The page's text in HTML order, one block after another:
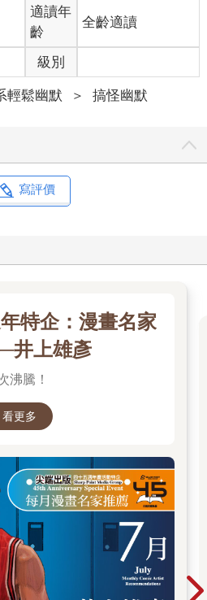
適讀年
齡
全齡適讀
級別
輕鬆幽默 ＞ 搞怪幽默
寫評價
特企：漫畫名家
井上雄彥
沸騰！
看更多